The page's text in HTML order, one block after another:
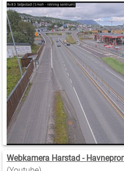
Webkamera Harstad -